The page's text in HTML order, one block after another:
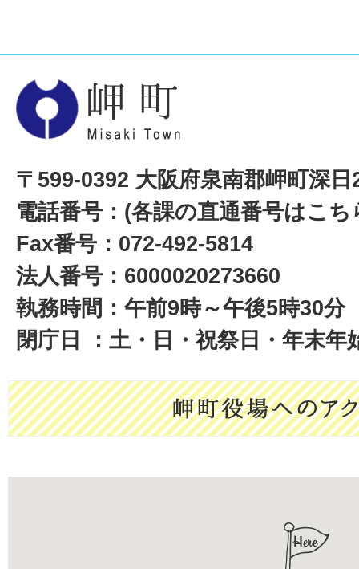
〒599-0392 大阪府泉南郡岬町深日
電話番号：(各課の直通番号はこ
Fax番号：072-492-5814
法人番号：6000020273660
執務時間：午前9時～午後5時30分
閉庁日 ：土・日・祝祭日・年末年